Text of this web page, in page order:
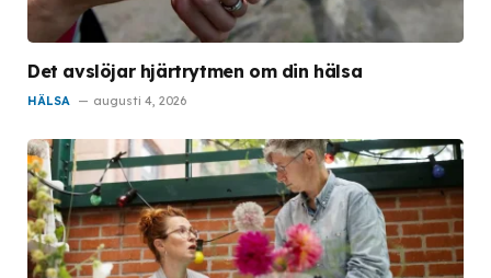
Det avslöjar hjärtrytmen om din hälsa
HÄLSA augusti 4, 2026